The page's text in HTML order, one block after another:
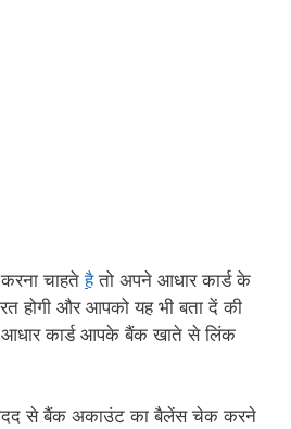
चाहतेहैतो अपने आधार कार्ड के
होगी और आपको यह भी बता दें की
कार्ड आपके बैंक खाते से लिंक
से बैंक अकाउंट का बैलेंस चेक करने